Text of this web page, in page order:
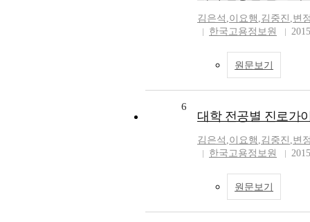
김은석 ,이요행 ,김중진 ,변
한국고용정보원
2015
원문보기
6
대학 전공별 진로가
김은석 ,이요행 ,김중진 ,변
한국고용정보원
2015
원문보기